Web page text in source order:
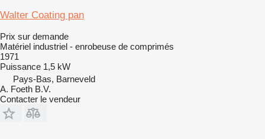
Walter Coating pan
Prix sur demande
Matériel industriel - enrobeuse de comprimés
1971
Puissance 1,5 kW
Pays-Bas, Barneveld
A. Foeth B.V.
Contacter le vendeur